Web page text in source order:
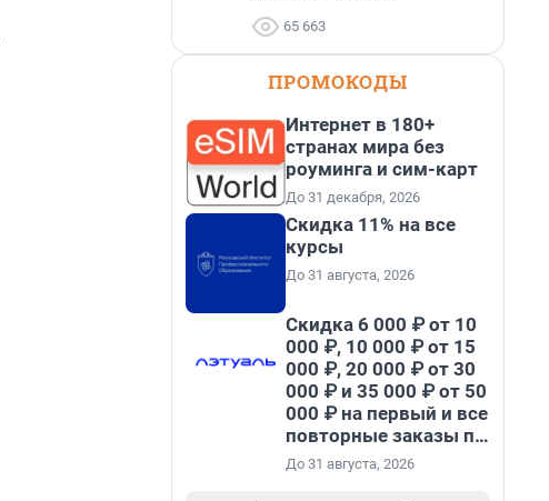
65 663
ПРОМОКОДЫ
Интернет в 180+
странах мира без
роуминга и сим-карт
До 31 декабря, 2026
Скидка 11% на все
курсы
До 31 августа, 2026
Скидка 6 000 ₽ от 10
000 ₽, 10 000 ₽ от 15
000 ₽, 20 000 ₽ от 30
000 ₽ и 35 000 ₽ от 50
000 ₽ на первый и все
повторные заказы по
промокоду НАБЕРИ
До 31 августа, 2026